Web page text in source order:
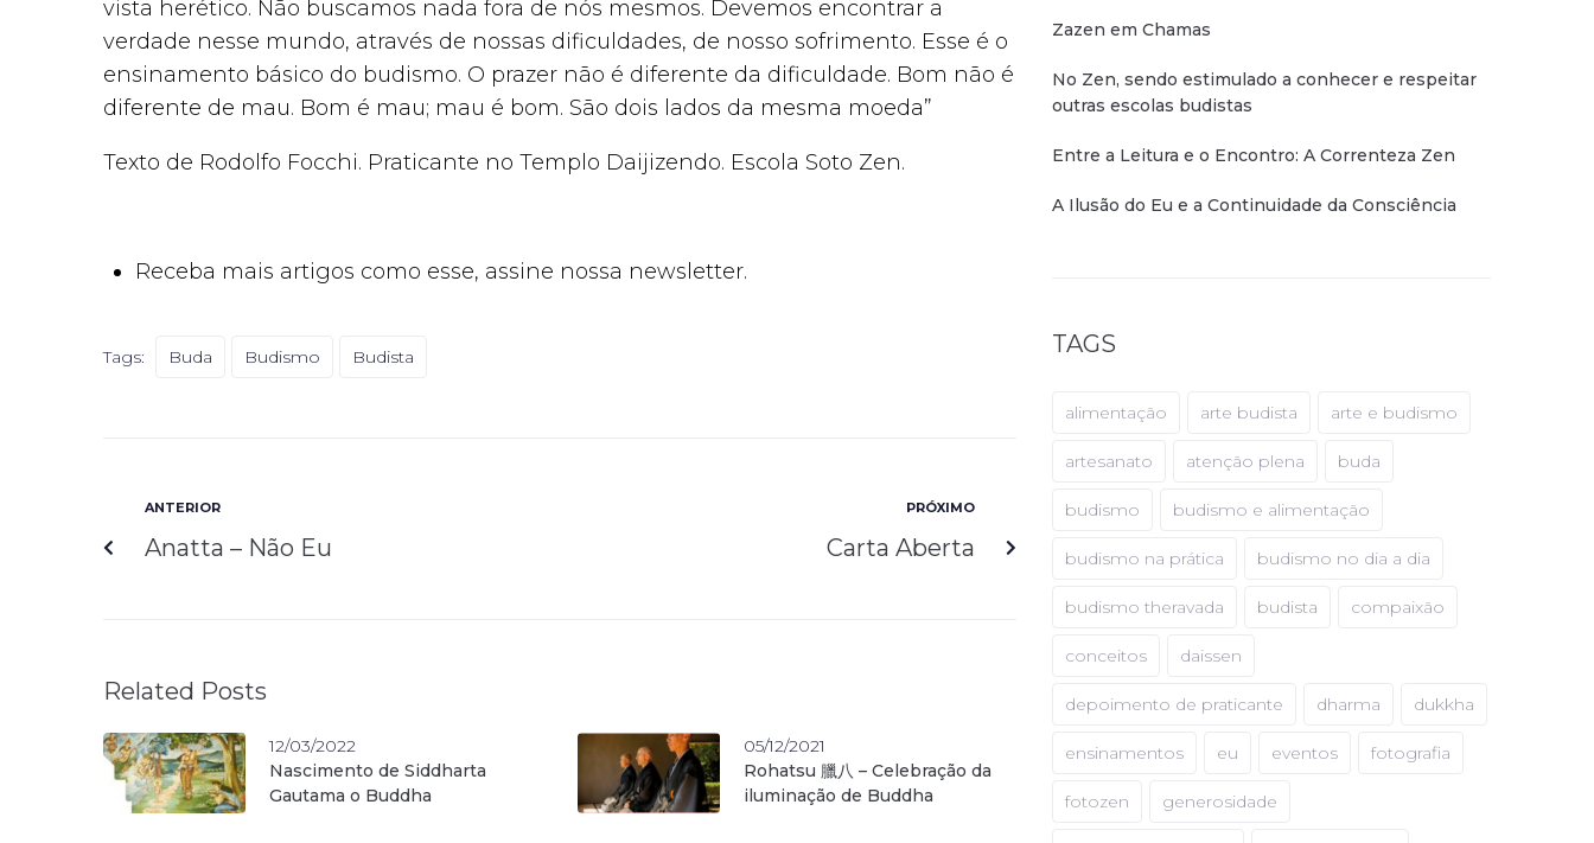
vista herético. Não buscamos nada fora de nós mesmos. Devemos encontrar a
verdade nesse mundo, através de nossas dificuldades, de nosso sofrimento. Esse é o
ensinamento básico do budismo. O prazer não é diferente da dificuldade. Bom não é
diferente de mau. Bom é mau; mau é bom. São dois lados da mesma moeda”
Texto de Rodolfo Focchi. Praticante no Templo Daijizendo. Escola Soto Zen.
Receba mais artigos como esse, assine nossa newsletter.
Tags: Buda Budismo Budista
ANTERIOR
Anatta – Não Eu
PRÓXIMO
Carta Aberta
Related Posts
12/03/2022
Nascimento de Siddharta
Gautama o Buddha
05/12/2021
Rohatsu 臘八 – Celebração da
iluminação de Buddha
Zazen em Chamas
No Zen, sendo estimulado a conhecer e respeitar
outras escolas budistas
Entre a Leitura e o Encontro: A Correnteza Zen
A Ilusão do Eu e a Continuidade da Consciência
TAGS
alimentação arte budista arte e budismo
artesanato atenção plena buda
budismo budismo e alimentação
budismo na prática budismo no dia a dia
budismo theravada budista compaixão
conceitos daissen
depoimento de praticante dharma dukkha
ensinamentos eu eventos fotografia
fotozen generosidade